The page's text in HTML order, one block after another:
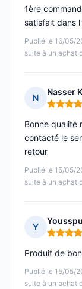
Publié le 16/05/
suite à un achat
1ère
satisfait dans
N
Nasser
Note : 5
Publié le 15/05/
suite à un achat
Bonne qualité
contacté le
retour
Y
Note : 5
Publié le 15/05/
suite à un achat
Produit de